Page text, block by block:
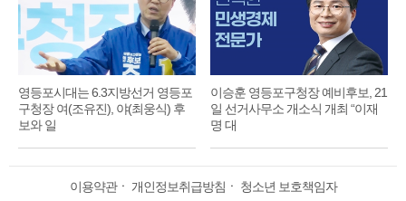
영등포시대는 6.3지방선거 영등포
구청장 여(조유진), 야(최웅식) 후
보와 일
이승훈 영등포구청장 예비후보, 21
일 선거사무소 개소식 개최 “이재
명 대
이용약관ㆍ 개인정보취급방침 ㆍ 청소년 보호책임자